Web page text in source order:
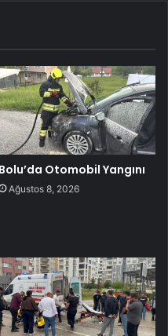
Bolu’da Otomobil Yangını
Ağustos 8, 2026